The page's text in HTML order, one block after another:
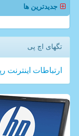
جدیدترین ها
تگهای اچ پی
ارتباطات اینترنت